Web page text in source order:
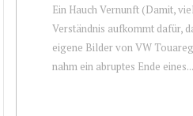
Ein Hauch Vernunft (Damit,
Verständnis aufkommt dafür,
eigene Bilder von VW
nahm ein abruptes Ende eines...